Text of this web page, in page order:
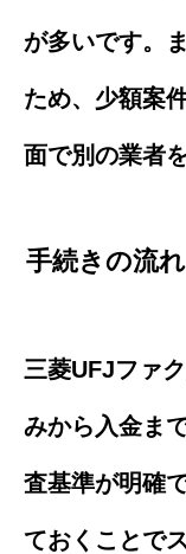
が多いです。
ため、少額案
面で別の業者
手続きの流
三菱UFJファ
みから入金ま
査基準が明確
ておくことで